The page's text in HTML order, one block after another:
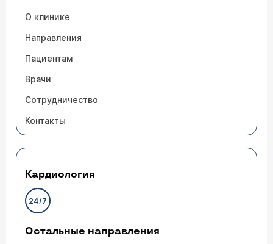
О клинике
Направления
Пациентам
Врачи
Сотрудничество
Контакты
Кардиология
24/7
Остальные направления